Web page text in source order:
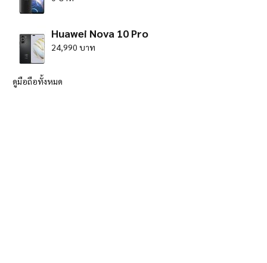
Huawei Nova 10 Pro
24,990 บาท
ดูมือถือทั้งหมด